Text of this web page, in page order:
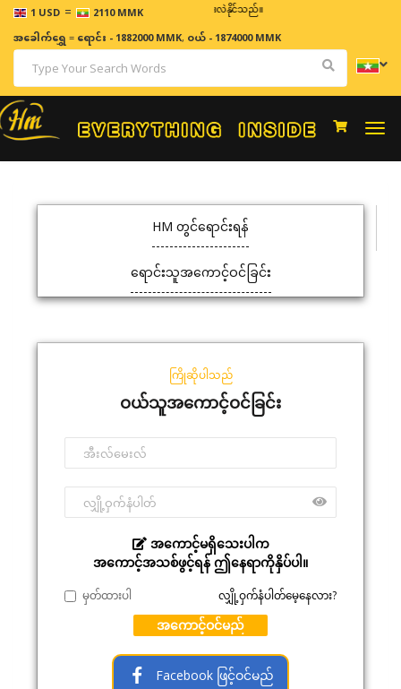
1 USD = 2110 MMK
ဈေးနှုန်းများသည် အချိန်နှင့် အမျှပြောင်းလဲနိုင်သည်။
အခေါက်ရွှေ=ရောင်း - 1882000 MMK, ဝယ် - 1874000 MMK
HM တွင်ရောင်းရန်
ရောင်းသူအကောင့်ဝင်ခြင်း
ကြိုဆိုပါသည်
ဝယ်သူအကောင့်ဝင်ခြင်း
အကောင့်မရှိသေးပါက
အကောင့်အသစ်ဖွင့်ရန် ဤနေရာကိုနှိပ်ပါ။
မှတ်ထားပါ လျှို့ဝှက်နံပါတ်မေ့နေလား?
အကောင့်ဝင်မည်
Facebook ဖြင့်ဝင်မည်